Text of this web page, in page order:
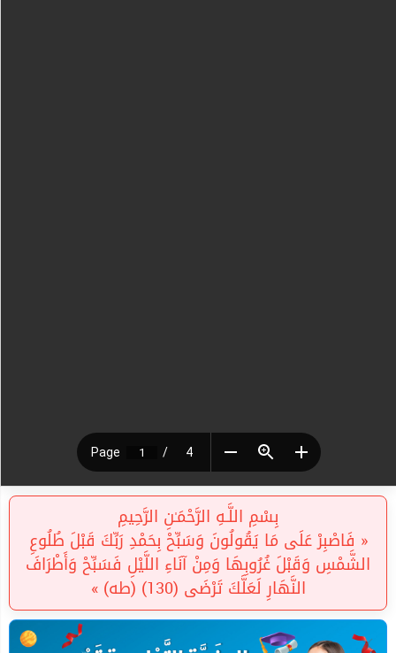
بِسْمِ اللَّـهِ الرَّحْمَـٰنِ الرَّحِيمِ
« فَاصْبِرْ عَلَى مَا يَقُولُونَ وَسَبِّحْ بِحَمْدِ رَبِّكَ قَبْلَ طُلُوعِ
الشَّمْسِ وَقَبْلَ غُرُوبِهَا وَمِنْ آنَاءِ اللَّيْلِ فَسَبِّحْ وَأَطْرَافَ
النَّهَارِ لَعَلَّكَ تَرْضَى (130) (طه) »